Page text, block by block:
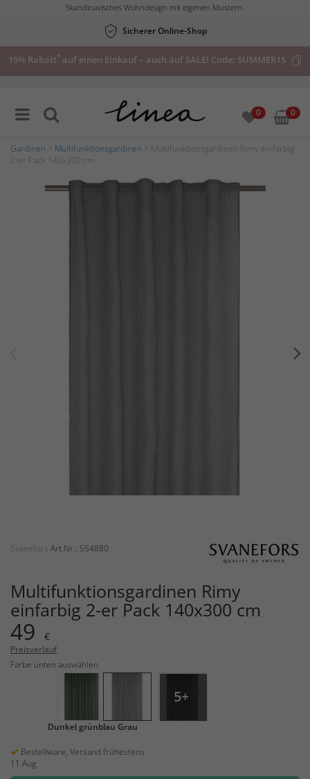
Skandinavisches Wohndesign mit eigenen Mustern.
Sicherer Online-Shop
15% Rabatt* auf einen Einkauf – auch auf SALE! Code: SUMMER15
0 0
Gardinen Multifunktionsgardinen > Multifunktionsgardinen Rimy einfarbig
2-er Pack 140x300 cm
Svanefors Art.Nr.: 554880
Multifunktionsgardinen Rimy
einfarbig 2-er Pack 140x300 cm
49 €
Preisverlauf
Farbe unten auswählen
Dunkel grünblau Grau
5+
Bestellware, Versand frühestens
11 Aug